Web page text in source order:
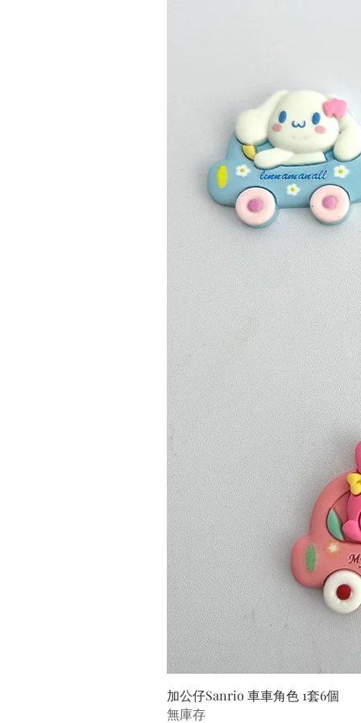
加公仔Sanrio 車車角色 1套6個
無庫存